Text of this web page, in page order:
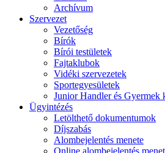
Archívum
Szervezet
Vezetőség
Bírók
Bírói testületek
Fajtaklubok
Vidéki szervezetek
Sportegyesületek
Junior Handler és Gyermek
Ügyintézés
Letölthető dokumentumok
Díjszabás
Alombejelentés menete
Online alombejelentés